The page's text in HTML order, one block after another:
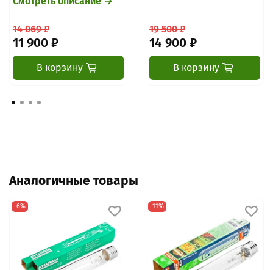
14 069 ₽
11 900 ₽
В корзину
19 500 ₽
14 900 ₽
В корзину
Аналогичные товары
-6% -11%